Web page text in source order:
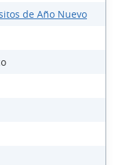
de Año Nuevo